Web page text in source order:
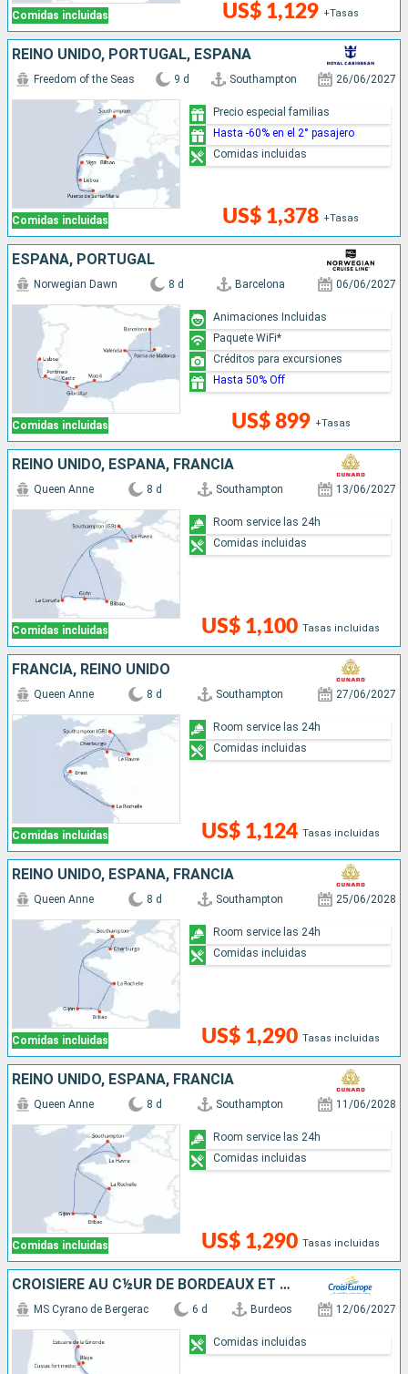
Comidas incluidas US$ 1,129 +Tasas
REINO UNIDO, PORTUGAL, ESPAÑA
Comidas incluidas
Freedom of the Seas 9 d Southampton 26/06/2027
US$ 1,378 +Tasas
Precio especial familias
Hasta -60% en el 2° pasajero
Comidas incluidas
ESPAÑA, PORTUGAL
Comidas incluidas
Norwegian Dawn 8 d Barcelona 06/06/2027
US$ 899 +Tasas
Animaciones Incluidas
Paquete WiFi*
Créditos para excursiones
Hasta 50% Off
REINO UNIDO, ESPAÑA, FRANCIA
Comidas incluidas
Queen Anne 8 d Southampton 13/06/2027
US$ 1,100 Tasas incluidas
Room service las 24h
Comidas incluidas
FRANCIA, REINO UNIDO
Comidas incluidas
Queen Anne 8 d Southampton 27/06/2027
US$ 1,124 Tasas incluidas
Room service las 24h
Comidas incluidas
REINO UNIDO, ESPAÑA, FRANCIA
Comidas incluidas
Queen Anne 8 d Southampton 25/06/2028
US$ 1,290 Tasas incluidas
Room service las 24h
Comidas incluidas
REINO UNIDO, ESPAÑA, FRANCIA
Comidas incluidas
Queen Anne 8 d Southampton 11/06/2028
US$ 1,290 Tasas incluidas
Room service las 24h
Comidas incluidas
CROISIÈRE AU C½UR DE BORDEAUX ET SA RÉGION : ITINÉRAIRE DÉCOUVERTE
MS Cyrano de Bergerac 6 d Burdeos 12/06/2027
Comidas incluidas